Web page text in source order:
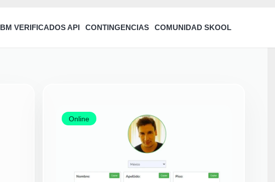
BM VERIFICADOS API CONTINGENCIAS COMUNIDAD SKOOL
Online